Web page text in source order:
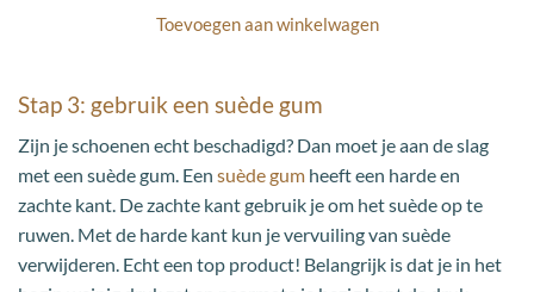
Toevoegen aan winkelwagen
Stap 3: gebruik een suède gum
Zijn je schoenen echt beschadigd? Dan moet je aan de slag
met een suède gum. Een suède gum heeft een harde en
zachte kant. De zachte kant gebruik je om het suède op te
ruwen. Met de harde kant kun je vervuiling van suède
verwijderen. Echt een top product! Belangrijk is dat je in het